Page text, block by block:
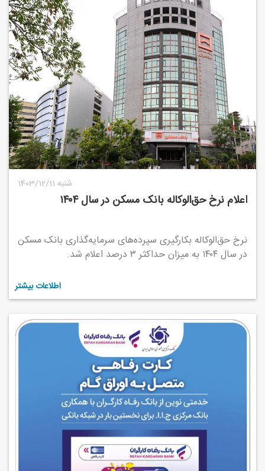
1403/12/11 شنبه
اعلام نرخ حق‌الوکاله بانک مسکن در سال ۱۴۰۴
نرخ حق‌الوکاله بکارگیری سپرده‌های سرمایه‌گذاری بانک مسکن
در سال ۱۴۰۴ به میزان حداکثر ۳ درصد اعلام شد.
اطلاعات بیشتر